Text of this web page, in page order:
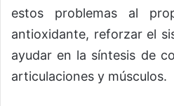
estos problemas al
antioxidante, reforzar el
ayudar en la síntesis de
articulaciones y músculos.